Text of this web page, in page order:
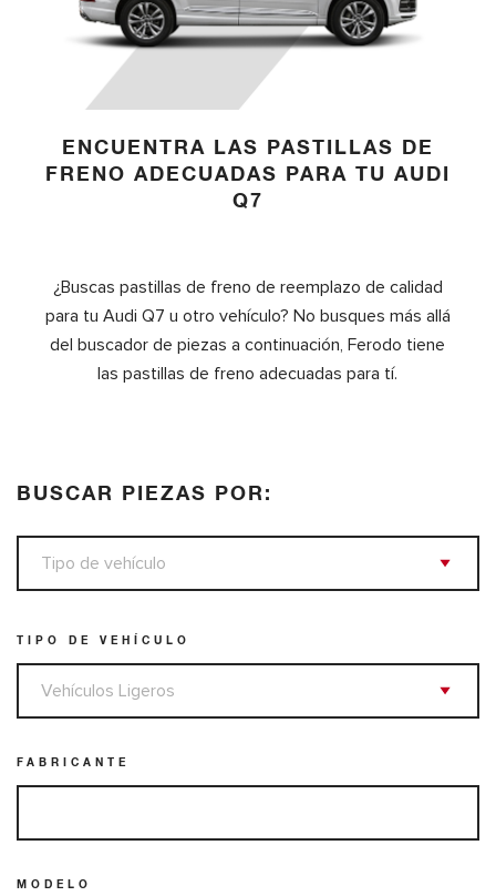
ENCUENTRA LAS PASTILLAS DE
FRENO ADECUADAS PARA TU AUDI
Q7
¿Buscas pastillas de freno de reemplazo de calidad
para tu Audi Q7 u otro vehículo? No busques más allá
del buscador de piezas a continuación, Ferodo tiene
las pastillas de freno adecuadas para tí.
BUSCAR PIEZAS POR:
TIPO DE VEHÍCULO
FABRICANTE
MODELO